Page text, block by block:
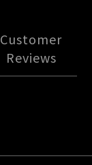
Customer
Reviews